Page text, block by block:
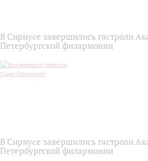
В Сириусе завершились гастроли
Петербургской филармонии
В Сириусе завершились гастроли
Петербургской филармонии